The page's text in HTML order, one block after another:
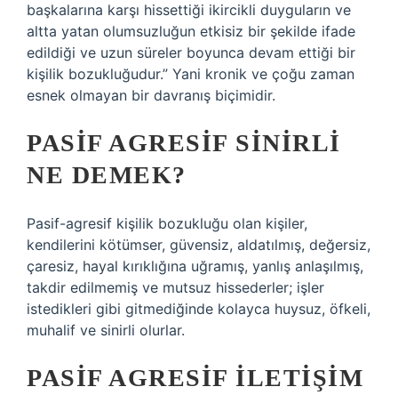
başkalarına karşı hissettiği ikircikli duyguların ve
altta yatan olumsuzluğun etkisiz bir şekilde ifade
edildiği ve uzun süreler boyunca devam ettiği bir
kişilik bozukluğudur.” Yani kronik ve çoğu zaman
esnek olmayan bir davranış biçimidir.
PASIF AGRESIF SINIRLI
NE DEMEK?
Pasif-agresif kişilik bozukluğu olan kişiler,
kendilerini kötümser, güvensiz, aldatılmış, değersiz,
çaresiz, hayal kırıklığına uğramış, yanlış anlaşılmış,
takdir edilmemiş ve mutsuz hissederler; işler
istedikleri gibi gitmediğinde kolayca huysuz, öfkeli,
muhalif ve sinirli olurlar.
PASIF AGRESIF ILETIŞIM